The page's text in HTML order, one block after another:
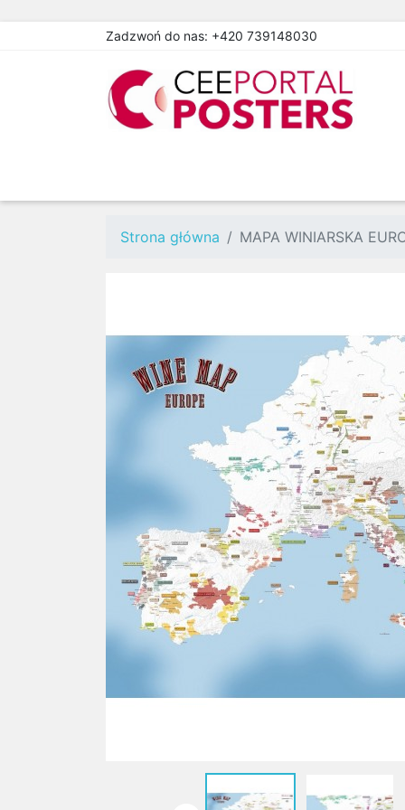
Zadzwoń do nas: +420 739148030
Strona główna MAPA WINIARSKA